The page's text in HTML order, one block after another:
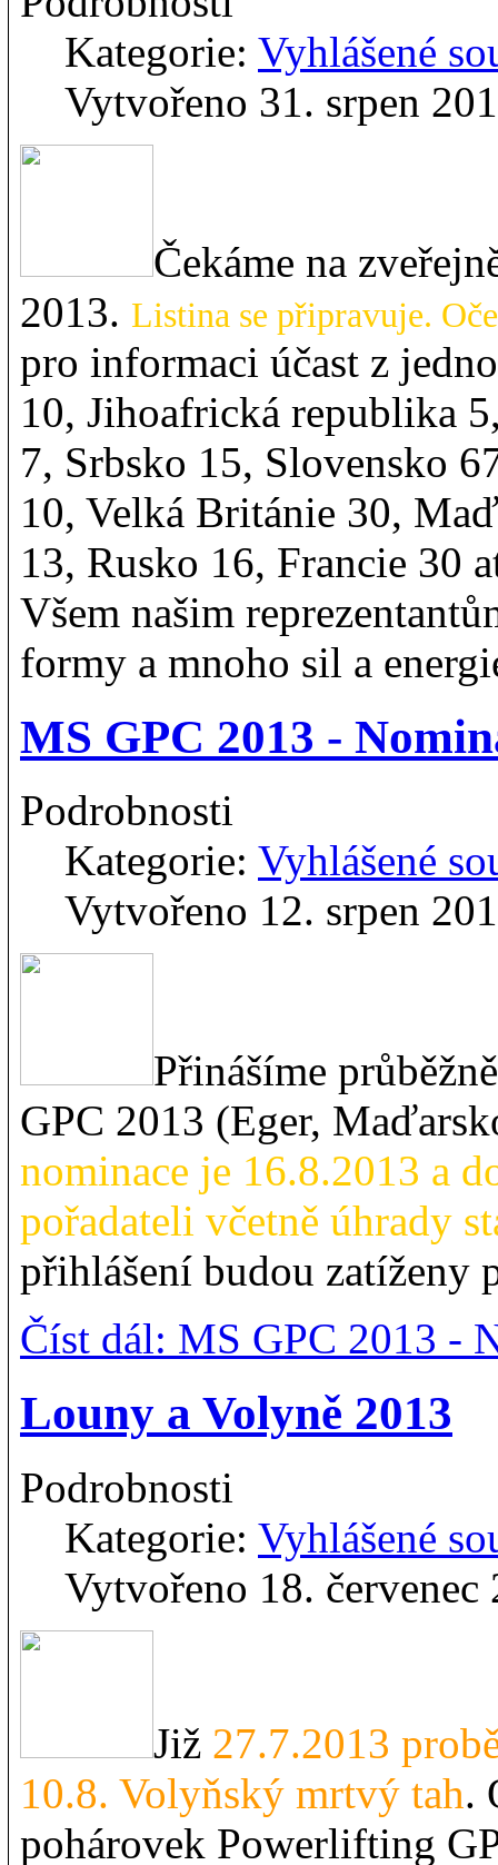
Kategorie: Vyhlášené
Vytvořeno 31. srpen
Čekáme na
2013. Listina se připravuje.
pro informaci účast z
10, Jihoafrická republika
7, Srbsko 15, Slovensko
10, Velká Británie 30,
13, Rusko 16, Francie 30
Všem našim
formy a mnoho sil a
MS GPC 2013 -
Podrobnosti
Kategorie: Vyhlášené
Vytvořeno 12. srpen
Přinášíme
GPC 2013 (Eger,
nominace je 16.8.2013 a
pořadateli včetně úhrady
přihlášení budou zatíženy
Číst dál: MS GPC 2013 -
Louny a Volyně 2013
Podrobnosti
Kategorie: Vyhlášené
Vytvořeno 18. červenec
Již 27.7.2013
10.8. Volyňský mrtvý tah.
pohárovek Powerlifting